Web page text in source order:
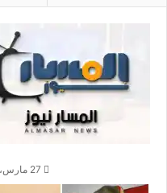
27 مارس، 2026